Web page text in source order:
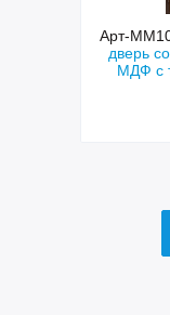
Арт-
дверь
МДФ с